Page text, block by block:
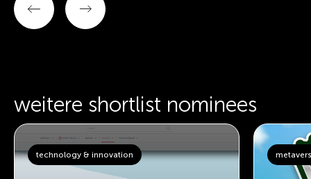
weitere shortlist nominees
technology & innovation